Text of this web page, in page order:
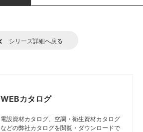
シリーズ詳細へ戻る
WEBカタログ
電設資材カタログ、空調・衛生資材カタログ
などの弊社カタログを閲覧・ダウンロードで